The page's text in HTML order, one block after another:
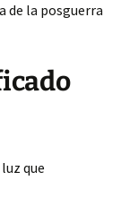
de la posguerra
que